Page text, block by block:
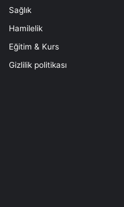
Sağlık
Hamilelik
Eğitim & Kurs
Gizlilik politikası